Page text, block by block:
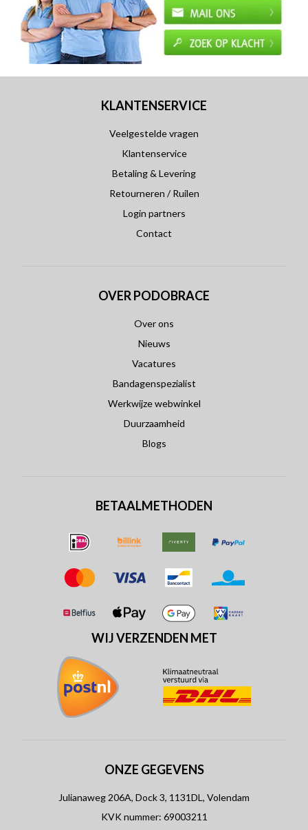
KLANTENSERVICE
Veelgestelde vragen
Klantenservice
Betaling & Levering
Retourneren / Ruilen
Login partners
Contact
OVER PODOBRACE
Over ons
Nieuws
Vacatures
Bandagenspezialist
Werkwijze webwinkel
Duurzaamheid
Blogs
BETAALMETHODEN
WIJ VERZENDEN MET
ONZE GEGEVENS
Julianaweg 206A, Dock 3, 1131DL, Volendam
KVK nummer: 69003211